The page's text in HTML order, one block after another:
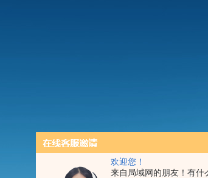
欢迎您！
来自局域网的朋友！有什